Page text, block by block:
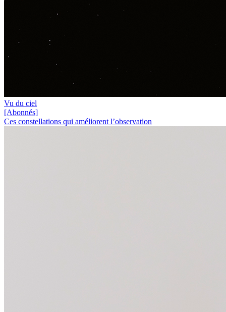
Vu du ciel
[Abonnés]
Ces constellations qui améliorent l’observation